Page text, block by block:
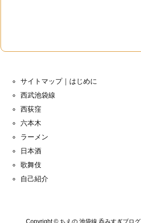
サイトマップ｜はじめに
西武池袋線
西荻窪
六本木
ラーメン
日本酒
歌舞伎
自己紹介
Copyright © ちえの 池袋線 呑みすぎブログ